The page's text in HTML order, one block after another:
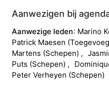
Aanwezigen bij
Aanwezige leden Marino
Patrick Maesen (
Martens (Schepen)
Puts (Schepen)
Peter Verheyen (Schepen)